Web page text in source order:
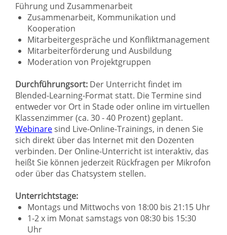
Führung und Zusammenarbeit
Zusammenarbeit, Kommunikation und
Kooperation
Mitarbeitergespräche und Konfliktmanagement
Mitarbeiterförderung und Ausbildung
Moderation von Projektgruppen
Durchführungsort: Der Unterricht findet im
Blended-Learning-Format statt. Die Termine sind
entweder vor Ort in Stade oder online im virtuellen
Klassenzimmer (ca. 30 - 40 Prozent) geplant.
Webinaresind Live-Online-Trainings, in denen Sie
sich direkt über das Internet mit den Dozenten
verbinden. Der Online-Unterricht ist interaktiv, das
heißt Sie können jederzeit Rückfragen per Mikrofon
oder über das Chatsystem stellen.
Unterrichtstage:
Montags und Mittwochs von 18:00 bis 21:15 Uhr
1-2 x im Monat samstags von 08:30 bis 15:30
Uhr